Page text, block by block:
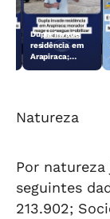
Dupla invade
residência em
Arapiraca;
Natureza
Por
seguintes
213.902;